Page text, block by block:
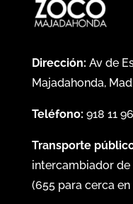
Dirección: Av de
Majadahonda,
Teléfono: 918 11
Transporte
intercambiador de
(655para cerca en